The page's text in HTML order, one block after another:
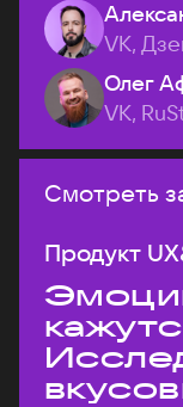
VK,
Олег
VK,
Смотреть
Продукт